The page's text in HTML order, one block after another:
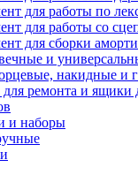
для работы по
для работы со
для сборки
и
накидные и
ремонта и ящики
и наборы